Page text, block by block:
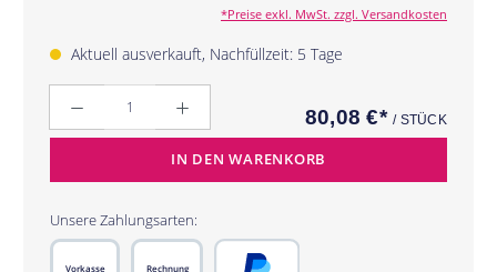
*Preise exkl. MwSt. zzgl. Versandkosten
Aktuell ausverkauft, Nachfüllzeit: 5 Tage
80,08 €*/ STÜCK
IN DEN WARENKORB
Unsere Zahlungsarten:
Rechnung
Vorkasse